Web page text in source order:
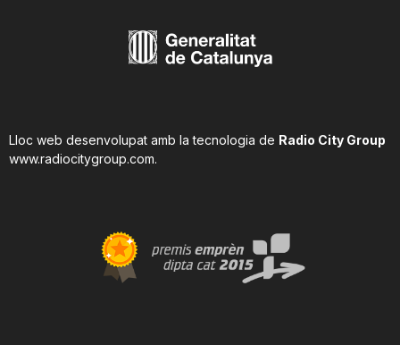
Lloc web desenvolupat amb la tecnologia de Radio City Group
www.radiocitygroup.com.